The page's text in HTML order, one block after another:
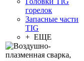
горелок
Запасные части
TIG
+ ЕЩЕ